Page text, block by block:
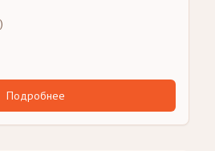
Подробнее